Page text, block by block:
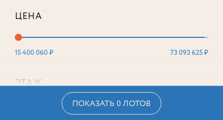
ЦЕНА
15 400 060 ₽ 73 093 625 ₽
ЭТАЖ
ПОКАЗАТЬ 0 ЛОТОВ